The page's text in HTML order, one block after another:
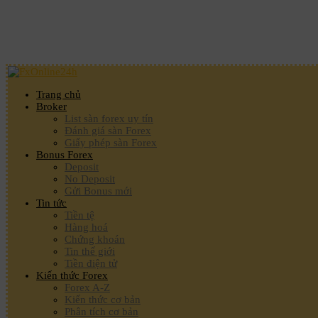
Trang chủ
Broker
List sàn forex uy tín
Đánh giá sàn Forex
Giấy phép sàn Forex
Bonus Forex
Deposit
No Deposit
Gửi Bonus mới
Tin tức
Tiền tệ
Hàng hoá
Chứng khoán
Tin thế giới
Tiền điện tử
Kiến thức Forex
Forex A-Z
Kiến thức cơ bản
Phân tích cơ bản